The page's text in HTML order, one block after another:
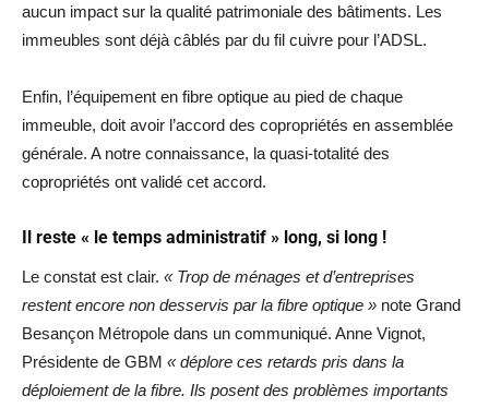
aucun impact sur la qualité patrimoniale des bâtiments. Les
immeubles sont déjà câblés par du fil cuivre pour l’ADSL.
Enfin, l’équipement en fibre optique au pied de chaque
immeuble, doit avoir l’accord des copropriétés en assemblée
générale. A notre connaissance, la quasi-totalité des
copropriétés ont validé cet accord.
Il reste « le temps administratif » long, si long !
Le constat est clair. « Trop de ménages et d’entreprises
restent encore non desservis par la fibre optique » note Grand
Besançon Métropole dans un communiqué. Anne Vignot,
Présidente de GBM « déplore ces retards pris dans la
déploiement de la fibre. Ils posent des problèmes importants